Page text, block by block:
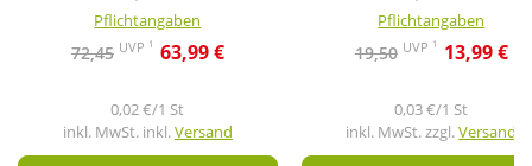
Pflichtangaben
72,45 UVP 1 63,99 €
0,02 €/1 St
inkl. MwSt. inkl. Versand
Pflichtangaben
19,50 UVP 1 13,99 €
0,03 €/1 St
inkl. MwSt. zzgl.Versand